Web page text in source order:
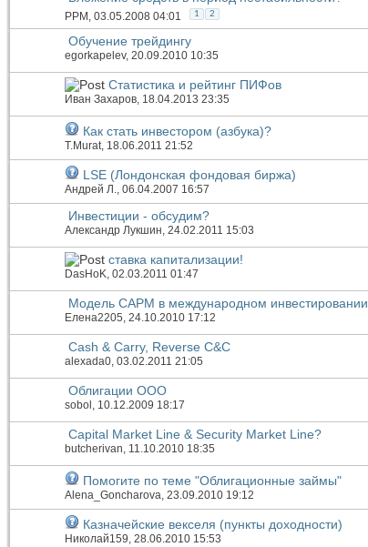
PPM , 03.05.2008 04:01 1 2
Обучение трейдингу
egorkapelev, 20.09.2010 10:35
Статистика и рейтинг ПИФов
Иван Захаров, 18.04.2013 23:35
Как стать инвестором (азбука)?
T.Murat, 18.06.2011 21:52
LSE (Лондонская фондовая биржа)
Андрей Л., 06.04.2007 16:57
Инвестиции - обсудим?
Александр Лукшин, 24.02.2011 15:03
ставка капитализации!
DasHoK, 02.03.2011 01:47
Модель CAPM в международном инвестировании
Елена2205, 24.10.2010 17:12
Cash & Carry, Reverse C&C
alexada0, 03.02.2011 21:05
Облигации ООО
sobol , 10.12.2009 18:17
Capital Market Line & Security Market Line?
butcherivan, 11.10.2010 18:35
Помогите по теме "Облигационные займы"
Alena_Goncharova, 23.09.2010 19:12
Казначейские векселя (пункты доходности)
Николай159, 28.06.2010 15:53